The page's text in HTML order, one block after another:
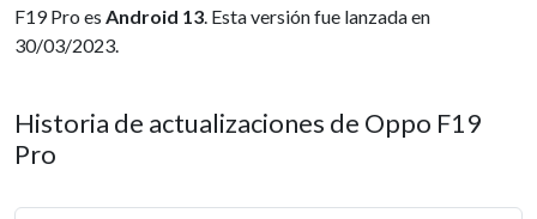
F19 Pro es Android 13. Esta versión fue lanzada en
30/03/2023.
Historia de actualizaciones de Oppo F19
Pro